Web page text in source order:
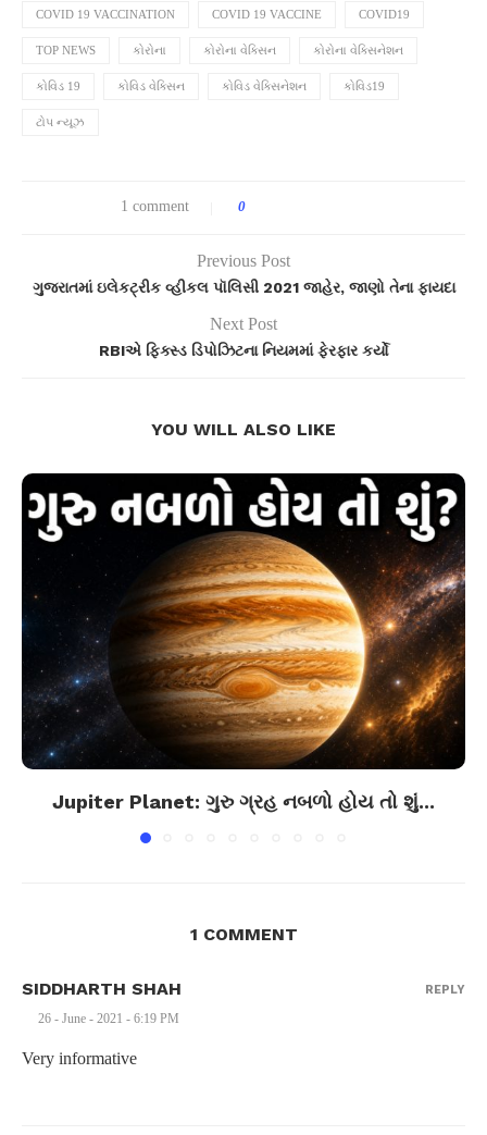
COVID 19 VACCINATION COVID 19 VACCINE COVID19
TOP NEWS કોરોના કોરોના વેક્સિન કોરોના વેક્સિનેશન
કોવિડ 19 કોવિડ વેક્સિન કોવિડ વેક્સિનેશન કોવિડ19
ટોપ ન્યૂઝ
1 comment 0
Previous Post
ગુજરાતમાં ઇલેકટ્રીક વ્હીકલ પૉલિસી 2021 જાહેર, જાણો તેના ફાયદા
Next Post
RBIએ ફિક્સ્ડ ડિપોઝિટના નિયમમાં ફેરફાર કર્યો
YOU WILL ALSO LIKE
Jupiter Planet: ગુરુ ગ્રહ નબળો હોય તો શું...
1 COMMENT
SIDDHARTH SHAH
26 - June - 2021 - 6:19 PM
Very informative
REPLY